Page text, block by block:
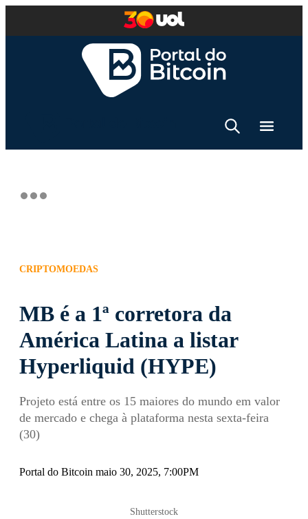
CRIPTOMOEDAS
MB é a 1ª corretora da
América Latina a listar
Hyperliquid (HYPE)
Projeto está entre os 15 maiores do mundo em valor
de mercado e chega à plataforma nesta sexta-feira
(30)
Portal do Bitcoin maio 30, 2025, 7:00PM
Shutterstock